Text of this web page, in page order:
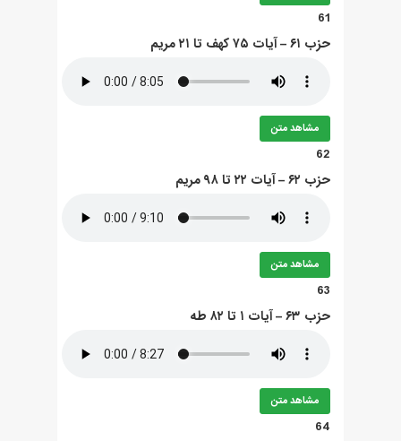
61
حزب ۶۱ – آيات ۷۵ کهف تا ۲۱ مريم
مشاهد متن
62
حزب ۶۲ – آيات ۲۲ تا ۹۸ مريم
مشاهد متن
63
حزب ۶۳ – آيات ۱ تا ۸۲ طه
مشاهد متن
64